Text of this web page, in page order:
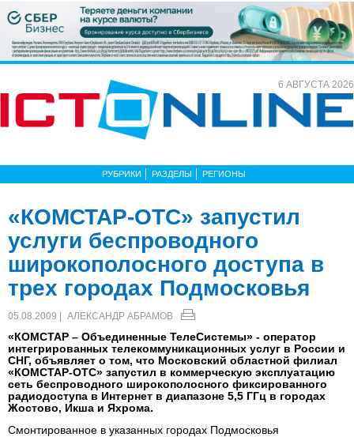
6 АВГУСТА 2026
РУБРИКИ РАЗДЕЛЫ РЕГИОНЫ
«КОМСТАР-ОТС» запустил
услуги беспроводного
широкополосного доступа в
трех городах Подмосковья
05.08.2009 | АЛЕКСАНДР АБРАМОВ
«КОМСТАР – Объединенные ТелеСистемы» - оператор
интегрированных телекоммуникационных услуг в России и
СНГ, объявляет о том, что Московский областной филиал
«КОМСТАР-ОТС» запустил в коммерческую эксплуатацию
сеть беспроводного широкополосного фиксированного
радиодоступа в Интернет в диапазоне 5,5 ГГц в городах
Жостово, Икша и Яхрома.
Смонтированное в указанных городах Подмосковья